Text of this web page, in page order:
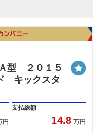
型 ２０１５
キックスタ
円
支払総額
14.8 万円